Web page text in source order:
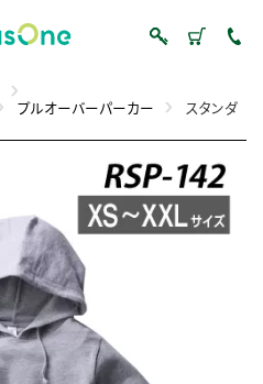
プルオーバーパーカー スタンダ